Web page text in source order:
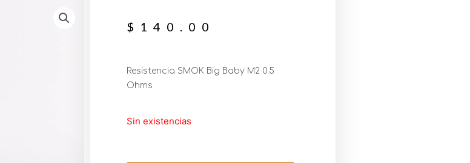
$ 140.00
Resistencia SMOK Big Baby M2 0.5
Ohms
Sin existencias